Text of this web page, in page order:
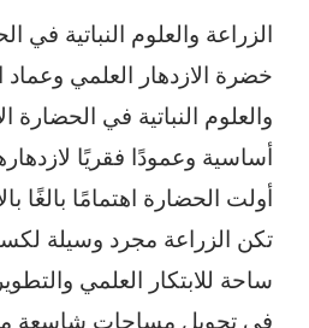
الزراعة والعلوم النباتية في
خضرة الازدهار العلمي وعماد
والعلوم النباتية في الحضارة
أساسية وعمودًا فقريًا
أولت الحضارة اهتمامًا بالغًا
تكن الزراعة مجرد وسيلة
ساحة للابتكار العلمي
في تحويل مساحات شاسعة